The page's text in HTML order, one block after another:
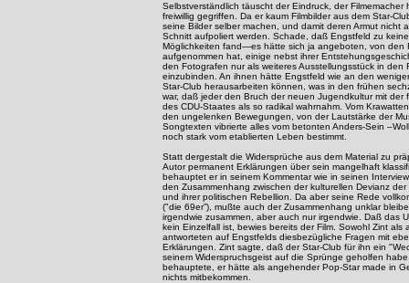
Selbstverständlich täuscht der Eindruck, der Filmemacher
freiwillig gegriffen. Da er kaum Filmbilder aus dem Star-
seine Bilder selber machen, und damit deren Armut nicht
Schnitt aufpoliert werden. Schade, daß Engstfeld zu
Möglichkeiten fand—es hätte sich ja angeboten, von den
aufgenommen hat, einige nebst ihrer
den Fotografen nur als weiteres Ausstellungsstück in den
einzubinden. An ihnen hätte Engstfeld wie an den
Star-Club herausarbeiten können, was in den frühen
war, daß jeder den Bruch der neuen Jugendkultur mit der
des CDU-Staates als so radikal wahrnahm. Vom
den ungelenken Bewegungen, von der Lautstärke der
Songtexten vibrierte alles vom betonten Anders-Sein
noch stark vom etablierten Leben bestimmt.
Statt dergestalt die Widersprüche aus dem Material zu
Autor permanent Erklärungen über sein mangelhaft
behauptet er in seinem Kommentar wie in seinen
den Zusammenhang zwischen der kulturellen Devianz
und ihrer politischen Rebellion. Da aber seine Rede
("die 69er”), mußte auch der Zusammenhang unklar
irgendwie zusammen, aber auch nur irgendwie. Daß das
kein Einzelfall ist, bewies bereits der Film. Sowohl Zint als
antworteten auf Engstfelds diesbezügliche Fragen mit
Erklärungen. Zint sagte, daß der Star-Club für ihn ein
seinem Widerspruchsgeist auf die Sprünge geholfen
behauptete, er hätte als angehender Pop-Star made in
nichts mitbekommen.